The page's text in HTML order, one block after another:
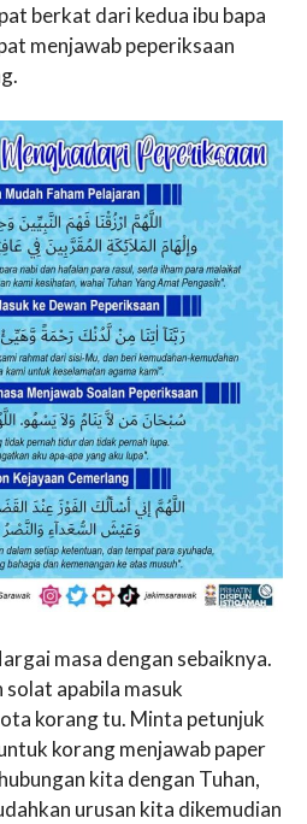
berkat dari kedua ibu bapa
menjawab peperiksaan
masa dengan sebaiknya.
apabila masuk
korang tu. Minta petunjuk
korang menjawab paper
kita dengan Tuhan,
urusan kita dikemudian